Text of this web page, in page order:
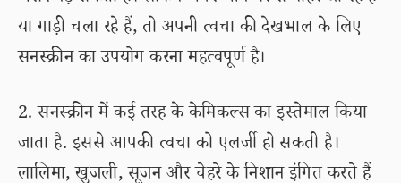
या गाड़ी चला रहे हैं, तो अपनी त्वचा की देखभाल के लिए
सनस्क्रीन का उपयोग करना महत्वपूर्ण है।
2. सनस्क्रीन में कई तरह के केमिकल्स का इस्तेमाल किया
जाता है. इससे आपकी त्वचा को एलर्जी हो सकती है।
लालिमा, खुजली, सूजन और चेहरे के निशान इंगित करते हैं